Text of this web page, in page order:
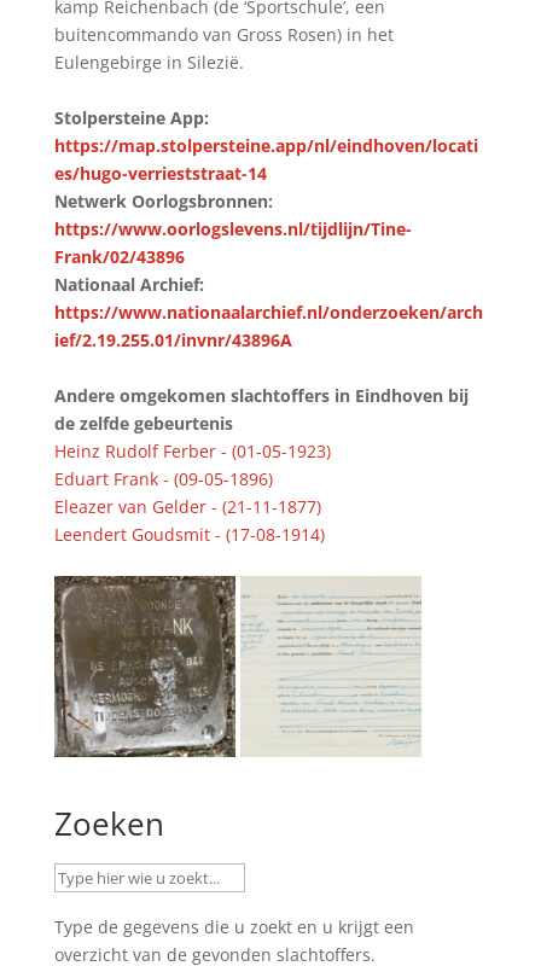
kamp Reichenbach (de ‘Sportschule’, een
buitencommando van Gross Rosen) in het
Eulengebirge in Silezië.
Stolpersteine App:
https://map.stolpersteine.app/nl/eindhoven/locati
es/hugo-verrieststraat-14
Netwerk Oorlogsbronnen:
https://www.oorlogslevens.nl/tijdlijn/Tine-
Frank/02/43896
Nationaal Archief:
https://www.nationaalarchief.nl/onderzoeken/arch
ief/2.19.255.01/invnr/43896A
Andere omgekomen slachtoffers in Eindhoven bij
de zelfde gebeurtenis
Heinz Rudolf Ferber - (01-05-1923)
Eduart Frank - (09-05-1896)
Eleazer van Gelder - (21-11-1877)
Leendert Goudsmit - (17-08-1914)
Zoeken
Type de gegevens die u zoekt en u krijgt een
overzicht van de gevonden slachtoffers.